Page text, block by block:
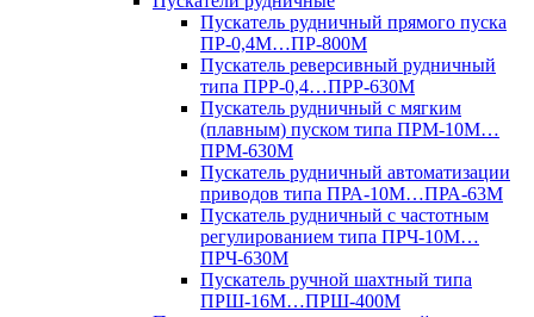
Пускатель рудничный прямого пуска
ПР-0,4М…ПР-800М
Пускатель реверсивный рудничный
типа ПРР-0,4…ПРР-630М
Пускатель рудничный с мягким
(плавным) пуском типа ПРМ-10М…
ПРМ-630М
Пускатель рудничный автоматизации
приводов типа ПРА-10М…ПРА-63М
Пускатель рудничный с частотным
регулированием типа ПРЧ-10М…
ПРЧ-630М
Пускатель ручной шахтный типа
ПРШ-16М…ПРШ-400М